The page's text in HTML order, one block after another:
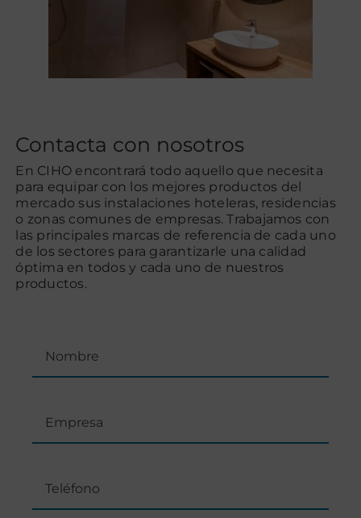
Contacta con nosotros
En CIHO encontrará todo aquello que necesita
para equipar con los mejores productos del
mercado sus instalaciones hoteleras, residencias
o zonas comunes de empresas. Trabajamos con
las principales marcas de referencia de cada uno
de los sectores para garantizarle una calidad
óptima en todos y cada uno de nuestros
productos.